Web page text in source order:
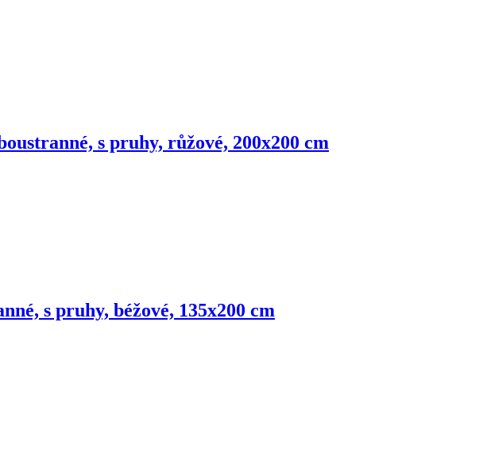
s pruhy, růžové, 200x200 cm
s pruhy, béžové, 135x200 cm